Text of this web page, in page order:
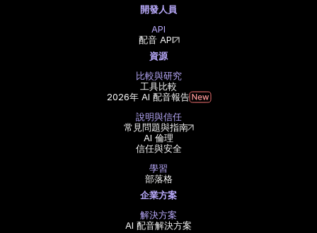
開發人員
API
配音 API
資源
比較與研究
工具比較
2026年 AI 配音報告
說明與信任
常見問題與指南
AI 倫理
信任與安全
學習
部落格
企業方案
解決方案
AI 配音解決方案